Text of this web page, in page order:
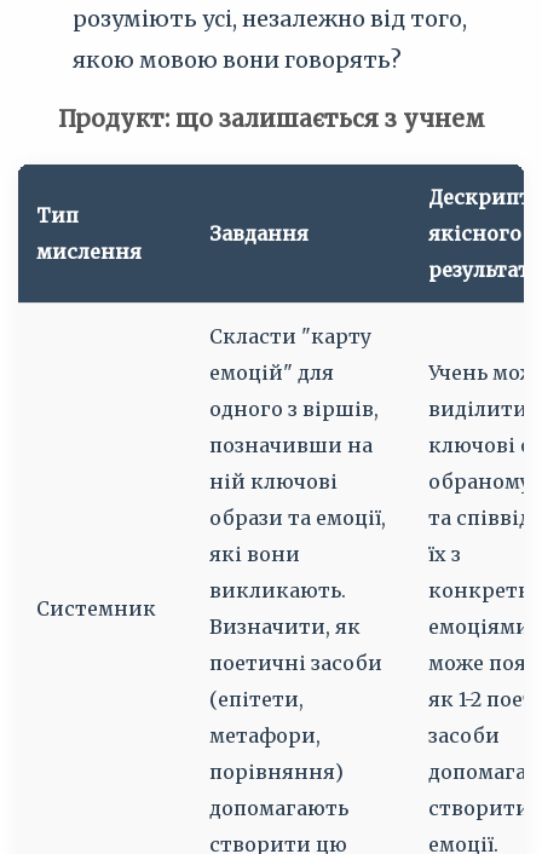
розуміють усі, незалежно від того,
якою мовою вони говорять?
Продукт: що залишається з учнем
Тип
мислення
Завдання
якісного
результату
Системник
Скласти "карту
емоцій" для
одного з віршів,
позначивши на
ній ключові
образи та емоції,
які вони
викликають.
Визначити, як
поетичні засоби
(епітети,
метафори,
порівняння)
допомагають
створити цю
Учень
виділити
ключові
обраному
та
їх з
емоціями.
може
як 1-2
засоби
створити
емоції.